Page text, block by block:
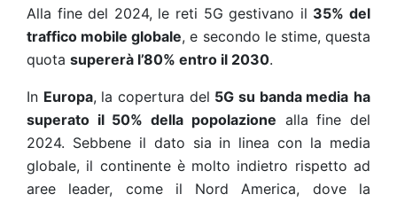
Alla fine del 2024, le reti 5G gestivano il 35% del
traffico mobile globale, e secondo le stime, questa
quota supererà l’80% entro il 2030.
In Europa, la copertura del 5G su banda media ha
superato il 50% della popolazione alla fine del
2024. Sebbene il dato sia in linea con la media
globale, il continente è molto indietro rispetto ad
aree leader, come il Nord America, dove la